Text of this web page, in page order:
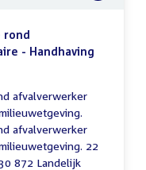
rond
- Handhaving
afvalverwerker
afvalverwerker
22
872 Landelijk